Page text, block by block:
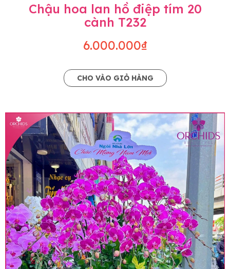
Chậu hoa lan hồ điệp tím 20
cành T232
6.000.000₫
CHO VÀO GIỎ HÀNG